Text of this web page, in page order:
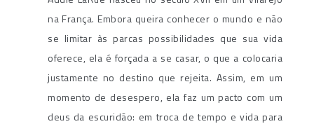
na França. Embora queira conhecer o mundo e não
se limitar às parcas possibilidades que sua vida
oferece, ela é forçada a se casar, o que a colocaria
justamente no destino que rejeita. Assim, em um
momento de desespero, ela faz um pacto com um
deus da escuridão: em troca de tempo e vida para